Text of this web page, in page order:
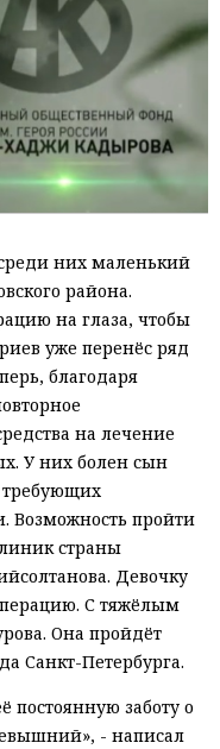
них маленький
района.
на глаза, чтобы
уже перенёс ряд
благодаря
на лечение
У них болен сын
требующих
Возможность пройти
страны
Девочку
С тяжёлым
Она пройдёт
Санкт-Петербурга.
постоянную заботу о
- написал